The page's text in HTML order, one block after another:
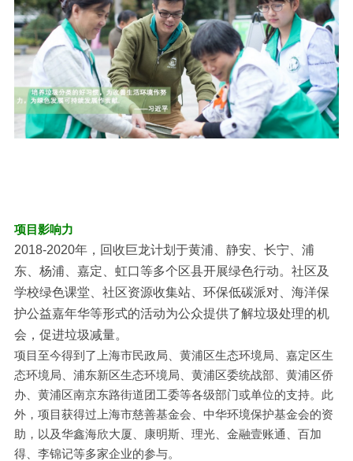
项目影响力
2018-2020年，回收巨龙计划于黄浦、静安、长宁、浦
东、杨浦、嘉定、虹口等多个区县开展绿色行动。社区及
学校绿色课堂、社区资源收集站、环保低碳派对、海洋保
护公益嘉年华等形式的活动为公众提供了解垃圾处理的机
会，促进垃圾减量。
项目至今得到了上海市民政局、黄浦区生态环境局、嘉定区生
态环境局、浦东新区生态环境局、黄浦区委统战部、黄浦区侨
办、黄浦区南京东路街道团工委等各级部门或单位的支持。此
外，项目获得过上海市慈善基金会、中华环境保护基金会的资
助，以及华鑫海欣大厦、康明斯、理光、金融壹账通、百加
得、李锦记等多家企业的参与。